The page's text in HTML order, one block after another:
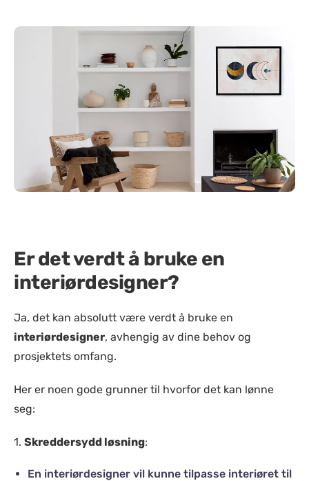
Er det verdt å bruke en
interiørdesigner?
Ja, det kan absolutt være verdt å bruke en
interiørdesigner, avhengig av dine behov og
prosjektets omfang.
Her er noen gode grunner til hvorfor det kan lønne
seg:
1. Skreddersydd løsning:
En interiørdesigner vil kunne tilpasse interiøret til